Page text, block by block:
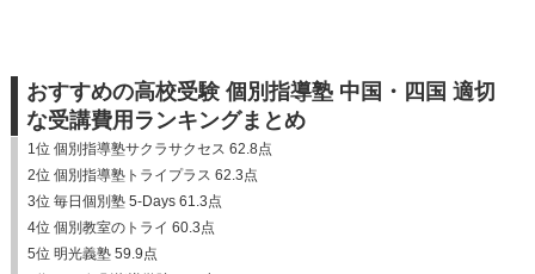
おすすめの高校受験 個別指導塾 中国・四国 適切
な受講費用ランキングまとめ
1位 個別指導塾サクラサクセス 62.8点
2位 個別指導塾トライプラス 62.3点
3位 毎日個別塾 5-Days 61.3点
4位 個別教室のトライ 60.3点
5位 明光義塾 59.9点